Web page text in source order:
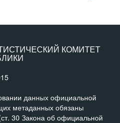
КОМИТЕТ
данных официальной
метаданных обязаны
30 Закона об официальной